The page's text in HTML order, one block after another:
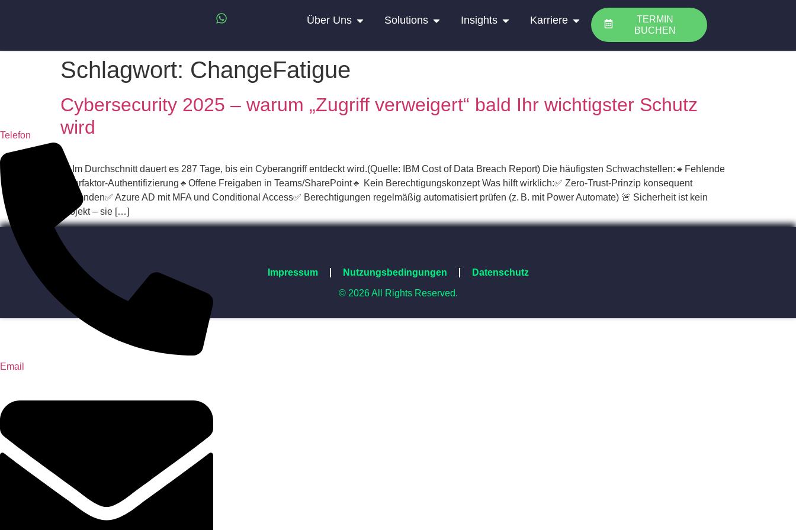
Über Uns Solutions Insights Karriere
TERMIN
BUCHEN
Schlagwort: ChangeFatigue
Cybersecurity 2025 – warum „Zugriff verweigert“ bald Ihr wichtigster Schutz
wird
🔐 Im Durchschnitt dauert es 287 Tage, bis ein Cyberangriff entdeckt wird.(Quelle: IBM Cost of Data Breach Report) Die häufigsten Schwachstellen:🔹Fehlende
Mehrfaktor-Authentifizierung🔹Offene Freigaben in Teams/SharePoint🔹 Kein Berechtigungskonzept Was hilft wirklich:✅ Zero-Trust-Prinzip konsequent
anwenden✅ Azure AD mit MFA und Conditional Access✅ Berechtigungen regelmäßig automatisiert prüfen (z. B. mit Power Automate) 🚨 Sicherheit ist kein
Projekt – sie […]
Impressum Nutzungsbedingungen Datenschutz
© 2026 All Rights Reserved.
Telefon
Email